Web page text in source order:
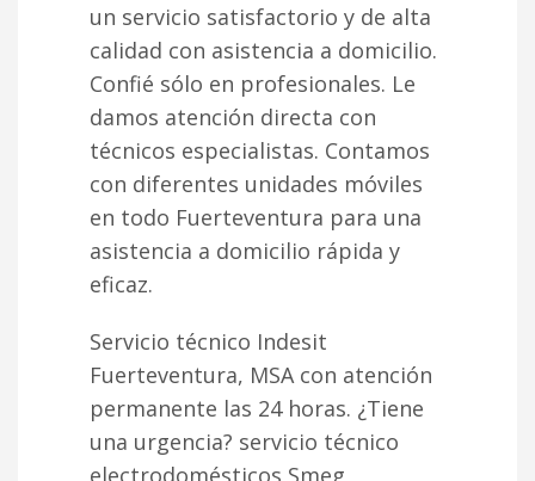
un servicio satisfactorio y de alta
calidad con asistencia a domicilio.
Confié sólo en profesionales. Le
damos atención directa con
técnicos especialistas. Contamos
con diferentes unidades móviles
en todo Fuerteventura para una
asistencia a domicilio rápida y
eficaz.
Servicio técnico Indesit
Fuerteventura, MSA con atención
permanente las 24 horas. ¿Tiene
una urgencia? servicio técnico
electrodomésticos Smeg